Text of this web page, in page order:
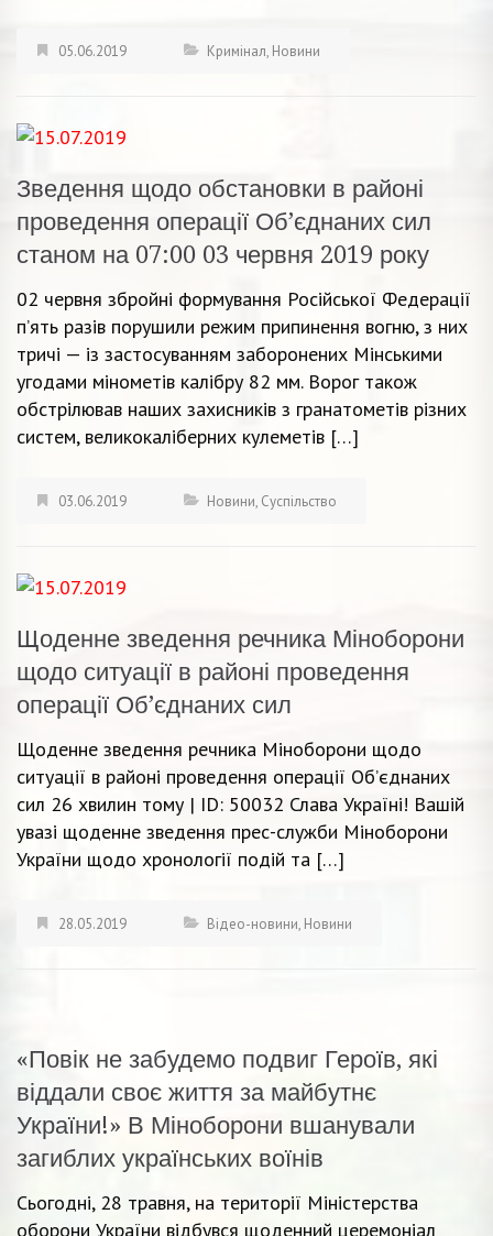
05.06.2019 Кримінал, Новини
Зведення щодо обстановки в районі
проведення операції Об’єднаних сил
станом на 07:00 03 червня 2019 року
02 червня збройні формування Російської Федерації
п’ять разів порушили режим припинення вогню, з них
тричі — із застосуванням заборонених Мінськими
угодами мінометів калібру 82 мм. Ворог також
обстрілював наших захисників з гранатометів різних
систем, великокаліберних кулеметів […]
03.06.2019 Новини, Суспільство
Щоденне зведення речника Міноборони
щодо ситуації в районі проведення
операції Об’єднаних сил
Щоденне зведення речника Міноборони щодо
ситуації в районі проведення операції Об’єднаних
сил 26 хвилин тому | ID: 50032 Слава Україні! Вашій
увазі щоденне зведення прес-служби Міноборони
України щодо хронології подій та […]
28.05.2019 Відео-новини, Новини
«Повік не забудемо подвиг Героїв, які
віддали своє життя за майбутнє
України!» В Міноборони вшанували
загиблих українських воїнів
Сьогодні, 28 травня, на території Міністерства
оборони України відбувся щоденний церемоніал